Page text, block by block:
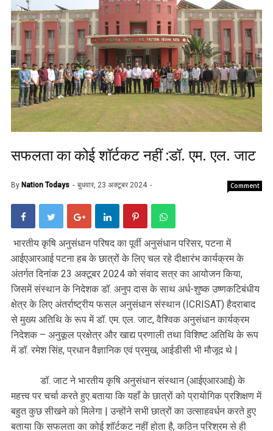
सफलता का कोई शॉर्टकट नहीं :डॉ. एम. एल. जाट
By Nation Todays बुधवार, 23 अक्टूबर 2024 Comment
भारतीय कृषि अनुसंधान परिषद का पूर्वी अनुसंधान परिसर, पटना में
आईएआरआई पटना हब के छात्रों के लिए चल रहे दीक्षारंभ कार्यक्रम के
अंतर्गत दिनांक 23 अक्टूबर 2024 को संवाद सत्र का आयोजन किया,
जिसमें संस्थान के निदेशक डॉ. अनुप दास के साथ अर्ध-शुष्क उष्णकटिबंधीय
क्षेत्र के लिए अंतर्राष्ट्रीय फसल अनुसंधान संस्थान (ICRISAT) हैदराबाद
से मुख्य अतिथि के रूप में डॉ. एम. एल. जाट, वैश्विक अनुसंधान कार्यक्रम
निदेशक – अनुकूल प्रक्षेत्र और खाद्य प्रणाली तथा विशिष्ट अतिथि के रूप
में डॉ. रमेश सिंह, प्रधान वैज्ञानिक एवं प्रमुख, आईडीसी भी मौजूद थे |
डॉ. जाट ने भारतीय कृषि अनुसंधान संस्थान (आईएआरआई) के
महत्त्व पर चर्चा करते हुए बताया कि यहाँ के छात्रों को प्रायोगिक प्रशिक्षण में
बहुत कुछ सीखने को मिलेगा | उन्होंने सभी छात्रों का उत्साहवर्धन करते हुए
बताया कि सफलता का कोई शॉर्टकट नहीं होता है, कठिन परिश्रम से ही